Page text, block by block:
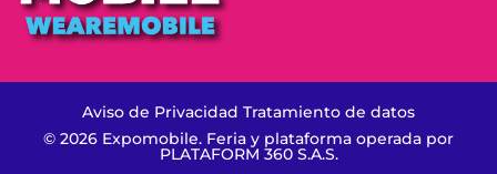
Aviso de Privacidad Tratamiento de datos
© 2026 Expomobile. Feria y plataforma operada por
PLATAFORM 360 S.A.S.